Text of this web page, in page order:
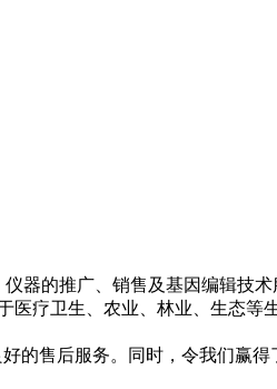
的推广、销售及基因编辑技
疗卫生、农业、林业、生态等
售后服务。同时，令我们赢